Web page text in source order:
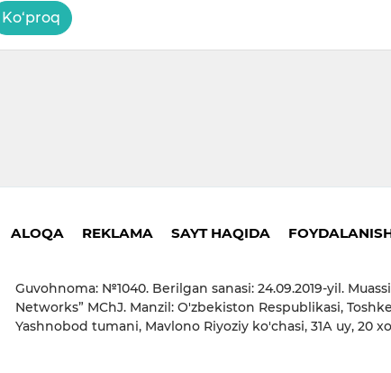
Ko‘proq
ALOQA REKLAMA SAYT HAQIDA
Guvohnoma: №1040. Berilgan sanasi: 24.09.2019-yil.
Networks” MChJ. Manzil: O'zbekiston Respublikasi,
Yashnobod tumani, Mavlono Riyoziy ko'chasi, 31А uy, 20